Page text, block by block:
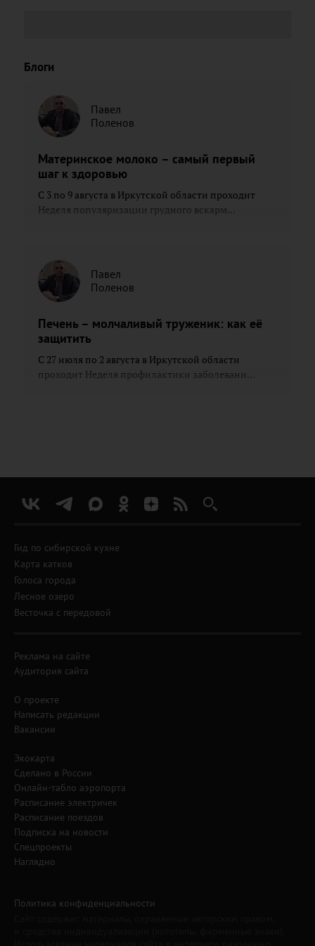
Блоги
Павел
Поленов
Материнское молоко – самый первый
шаг к здоровью
С 3 по 9 августа в Иркутской области проходит
Неделя популяризации грудного вскарм...
Павел
Поленов
Печень – молчаливый труженик: как её
защитить
С 27 июля по 2 августа в Иркутской области
проходит Неделя профилактики заболевани...
Гид по сибирской кухне
Карта катков
Голоса города
Лесное озеро
Весточка с передовой
Реклама на сайте
Аудитория сайта
О проекте
Написать редакции
Вакансии
Экокарта
Сделано в России
Онлайн-табло аэропорта
Расписание электричек
Расписание поездов
Подписка на новости
Спецпроекты
Наглядно
Политика конфиденциальности